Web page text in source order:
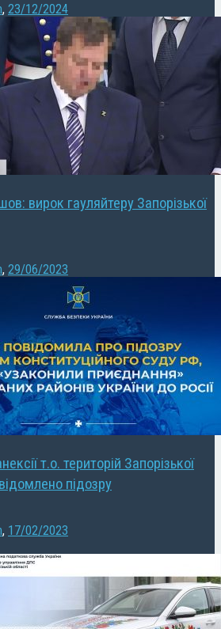
, 23/12/2024
вирок гауляйтеру Запорізької
, 29/06/2023
т.о. територій Запорізької
підозру
, 17/02/2023